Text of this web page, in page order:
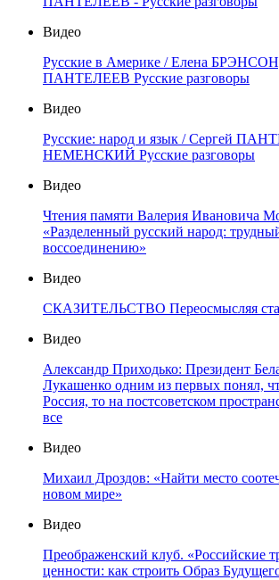
Видео
Русские в Америке / Елена
ПАНТЕЛЕЕВ Русские разговоры
Видео
Русские: народ и язык / Сергей
НЕМЕНСКИЙ Русские разговоры
Видео
Чтения памяти Валерия Ивановича
«Разделенный русский народ:
воссоединению»
Видео
СКАЗИТЕЛЬСТВО Переосмысляя
Видео
Александр Приходько: Президент
Лукашенко одним из первых понял,
Россия, то на постсоветском
все
Видео
Михаил Дроздов: «Найти место
новом мире»
Видео
Преображенский клуб. «Российские
ценности: как строить Образ